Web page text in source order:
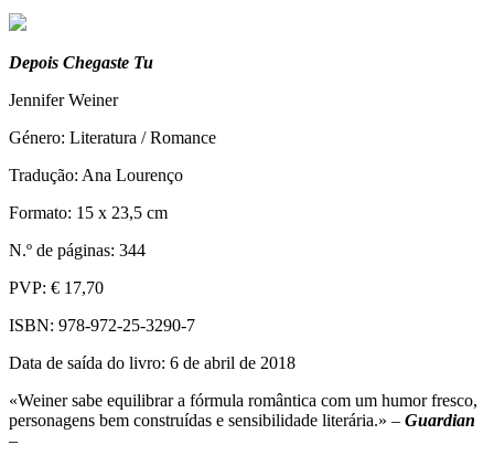
Depois Chegaste Tu
Jennifer Weiner
Género: Literatura / Romance
Tradução: Ana Lourenço
Formato: 15 x 23,5 cm
N.º de páginas: 344
PVP: € 17,70
ISBN: 978-972-25-3290-7
Data de saída do livro: 6 de abril de 2018
«Weiner sabe equilibrar a fórmula romântica com um humor fresco,
personagens bem construídas e sensibilidade literária.» – Guardian
–